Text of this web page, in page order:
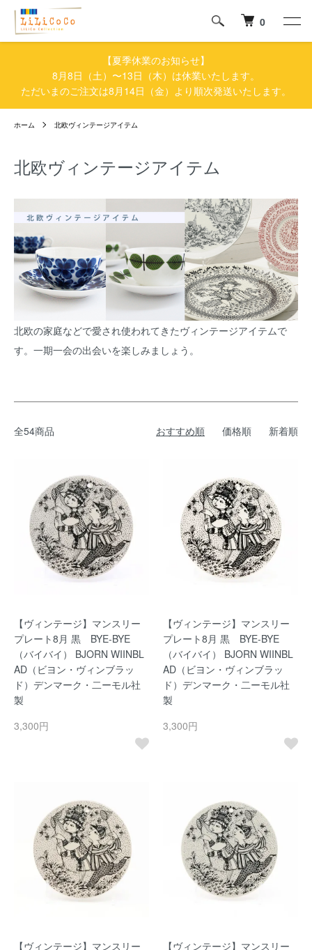
0
【夏季休業のお知らせ】
8月8日（土）〜13日（木）は休業いたします。
ただいまのご注文は8月14日（金）より順次発送いたします。
ホーム 北欧ヴィンテージアイテム
北欧ヴィンテージアイテム
北欧の家庭などで愛され使われてきたヴィンテージアイテムで
す。一期一会の出会いを楽しみましょう。
全54商品 おすすめ順 価格順 新着順
【ヴィンテージ】マンスリー
プレート8月 黒 BYE-BYE
（バイバイ） BJORN WIINBL
AD（ビヨン・ヴィンブラッ
ド）デンマーク・二ーモル社
製
3,300円
【ヴィンテージ】マンスリー
プレート8月 黒 BYE-BYE
（バイバイ） BJORN WIINBL
AD（ビヨン・ヴィンブラッ
ド）デンマーク・二ーモル社
製
3,300円
【ヴィンテージ】マンスリー
【ヴィンテージ】マンスリー